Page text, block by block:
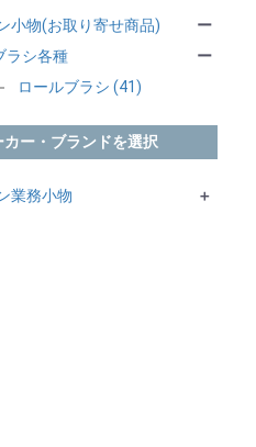
小物(お取り寄せ商品)
ラシ各種
ロールブラシ (41)
ー
ー
カー・ブランドを選択
業務小物
＋